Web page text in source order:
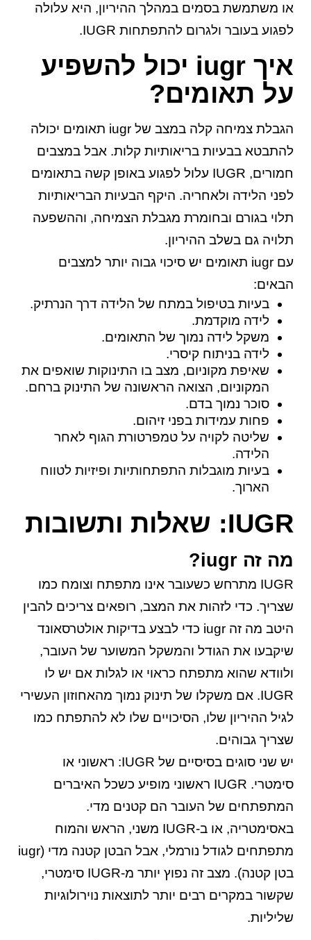
או משתמשת בסמים במהלך ההיריון, היא עלולה
לפגוע בעובר ולגרום להתפתחות IUGR.
איך iugr יכול להשפיע
על תאומים?
הגבלת צמיחה קלה במצב של iugr תאומים יכולה
להתבטא בבעיות בריאותיות קלות. אבל במצבים
חמורים, IUGR עלול לפגוע באופן קשה בתאומים
לפני הלידה ולאחריה. היקף הבעיות הבריאותיות
תלוי בגורם ובחומרת מגבלת הצמיחה, וההשפעה
תלויה גם בשלב ההיריון.
עם iugr תאומים יש סיכוי גבוה יותר למצבים
הבאים:
בעיות בטיפול במתח של הלידה דרך הנרתיק.
לידה מוקדמת.
משקל לידה נמוך של התאומים.
לידה בניתוח קיסרי.
שאיפת מקוניום, מצב בו התינוקות שואפים את
המקוניום, הצואה הראשונה של התינוק ברחם.
סוכר נמוך בדם.
פחות עמידות בפני זיהום.
שליטה לקויה על טמפרטורת הגוף לאחר
הלידה.
בעיות מוגבלות התפתחותיות ופיזיות לטווח
הארוך.
IUGR: שאלות ותשובות
מה זה iugr?
IUGR מתרחש כשעובר אינו מתפתח וצומח כמו
שצריך. כדי לזהות את המצב, רופאים צריכים להבין
היטב מה זה iugr כדי לבצע בדיקות אולטרסאונד
שיקבעו את הגודל והמשקל המשוער של העובר,
ולוודא שהוא מתפתח כראוי או לגלות אם יש לו
IUGR. אם משקלו של תינוק נמוך מהאחוזון העשירי
לגיל ההיריון שלו, הסיכויים שלו לא להתפתח כמו
שצריך גבוהים.
יש שני סוגים בסיסיים של IUGR: ראשוני או
סימטרי. IUGR ראשוני מופיע כשכל האיברים
המתפתחים של העובר הם קטנים מדי.
באסימטריה, או ב-IUGR משני, הראש והמוח
מתפתחים לגודל נורמלי, אבל הבטן קטנה מדי (iugr
בטן קטנה). מצב זה נפוץ יותר מ-IUGR סימטרי,
שקשור במקרים רבים יותר לתוצאות נוירולוגיות
שליליות.